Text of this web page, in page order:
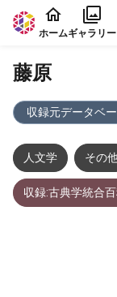
本文に飛ぶ
ホームギャラリー
藤原
収録元データベ
人文学 その
収録:古典学統合百